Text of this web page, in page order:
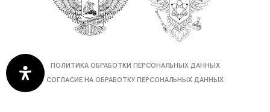
ПОЛИТИКА ОБРАБОТКИ ПЕРСОНАЛЬНЫХ ДАННЫХ
СОГЛАСИЕ НА ОБРАБОТКУ ПЕРСОНАЛЬНЫХ ДАННЫХ